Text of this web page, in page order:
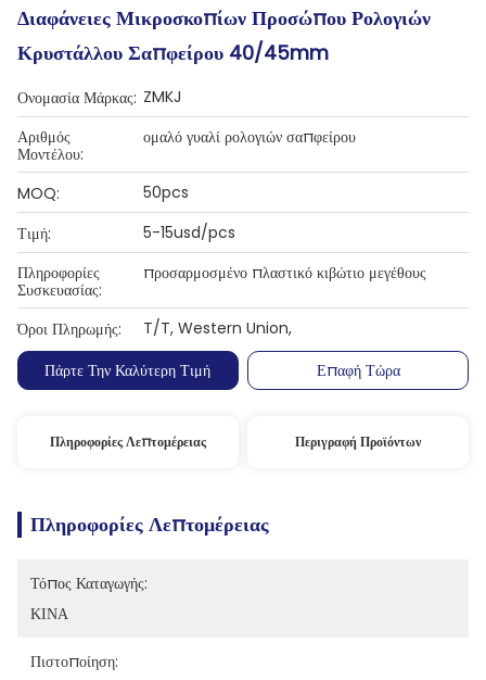
Διαφάνειες Μικροσκοπίων Προσώπου Ρολογιών
Κρυστάλλου Σαπφείρου 40/45mm
Ονομασία Μάρκας: ZMKJ
Αριθμός
Μοντέλου:
ομαλό γυαλί ρολογιών σαπφείρου
MOQ:
50pcs
Τιμή:
5-15usd/pcs
Πληροφορίες
Συσκευασίας:
προσαρμοσμένο πλαστικό κιβώτιο μεγέθους
Όροι Πληρωμής:
T/T, Western Union,
Πάρτε Την Καλύτερη Τιμή
Επαφή Τώρα
Πληροφορίες Λεπτομέρειας Περιγραφή Προϊόντων
Πληροφορίες Λεπτομέρειας
Τόπος Καταγωγής:
ΚΙΝΑ
Πιστοποίηση: